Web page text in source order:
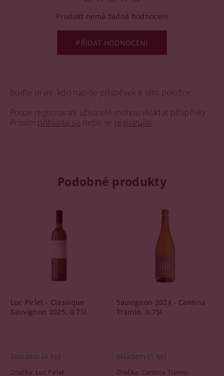
Buďte první, kdo napíše příspěvek k této položce.
Pouze registrovaní uživatelé mohou vkládat příspěvky.
Prosím přihlaste se nebo se registrujte
Produkt nemá žádná hodnocení
PŘIDAT HODNOCENÍ
Podobné produkty
Luc Pirlet - Classique
Sauvignon 2025, 0,75l
Skladem (4 ks)
Značka: Luc Pirlet
Sauvignon 2024 - Cantina
Tramin, 0,75l
Skladem (1 ks)
Značka: Cantina Tramin